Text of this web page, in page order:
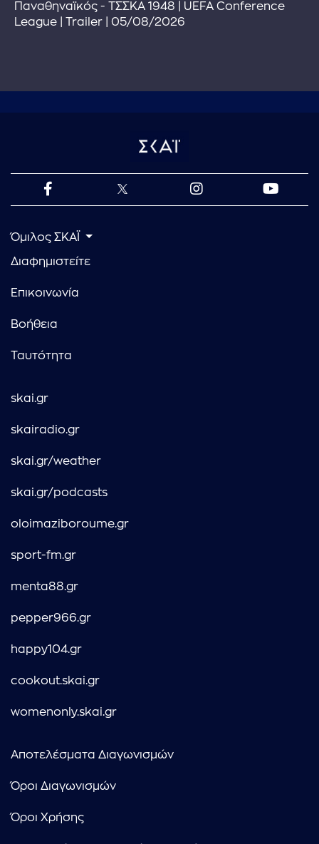
Παναθηναϊκός - ΤΣΣΚΑ 1948 | UEFA Conference
League | Trailer | 05/08/2026
Όμιλος ΣΚΑΪ
Διαφημιστείτε
Επικοινωνία
Βοήθεια
Ταυτότητα
skai.gr
skairadio.gr
skai.gr/weather
skai.gr/podcasts
oloimaziboroume.gr
sport-fm.gr
menta88.gr
pepper966.gr
happy104.gr
cookout.skai.gr
womenonly.skai.gr
Αποτελέσματα Διαγωνισμών
Όροι Διαγωνισμών
Όροι Χρήσης